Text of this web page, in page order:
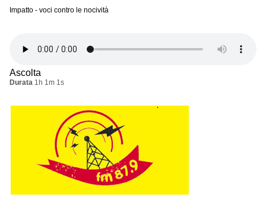
Impatto - voci contro le nocività
Ascolta
Durata 1h 1m 1s